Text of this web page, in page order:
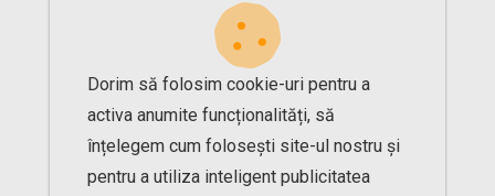
Dorim să folosim cookie-uri pentru a
activa anumite funcționalități, să
înțelegem cum folosești site-ul nostru și
pentru a utiliza inteligent publicitatea